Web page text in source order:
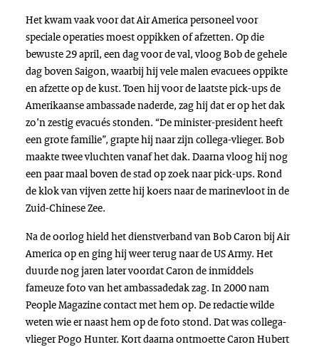
Het kwam vaak voor datAir Americapersoneel voor
speciale operaties moest oppikken of afzetten. Op die
bewuste 29 april, een dag voor de val, vloog Bob de gehele
dag boven Saigon, waarbij hij vele malen evacuees oppikte
en afzette op de kust. Toen hij voor de laatste pick-ups de
Amerikaanse ambassade naderde, zag hij dat er op het dak
zo’n zestig evacués stonden. “De minister-president heeft
een grote familie”, grapte hij naar zijn collega-vlieger. Bob
maakte twee vluchten vanaf het dak. Daarna vloog hij nog
een paar maal boven de stad op zoek naar pick-ups. Rond
de klok van vijven zette hij koers naar de marinevloot in de
Zuid-Chinese Zee.
Na de oorlog hield het dienstverband van Bob Caron bijAir
Americaop en ging hij weer terug naar deUS Army. Het
duurde nog jaren later voordat Caron de inmiddels
fameuze foto van het ambassadedak zag. In 2000 nam
People Magazinecontact met hem op. De redactie wilde
weten wie er naast hem op de foto stond. Dat was collega-
vlieger Pogo Hunter. Kort daarna ontmoette Caron Hubert